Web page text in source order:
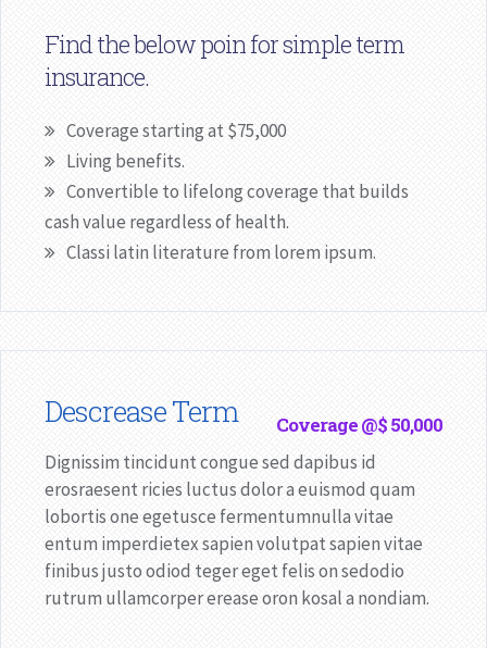
Find the below poin for simple term
insurance.
Coverage starting at $75,000
Living benefits.
Convertible to lifelong coverage that builds
cash value regardless of health.
Classi latin literature from lorem ipsum.
Descrease Term Coverage @$ 50,000
Dignissim tincidunt congue sed dapibus id
erosraesent ricies luctus dolor a euismod quam
lobortis one egetusce fermentumnulla vitae
entum imperdietex sapien volutpat sapien vitae
finibus justo odiod teger eget felis on sedodio
rutrum ullamcorper erease oron kosal a nondiam.